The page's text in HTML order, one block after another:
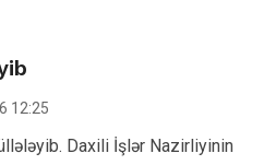
12:25
Daxili İşlər Nazirliyinin